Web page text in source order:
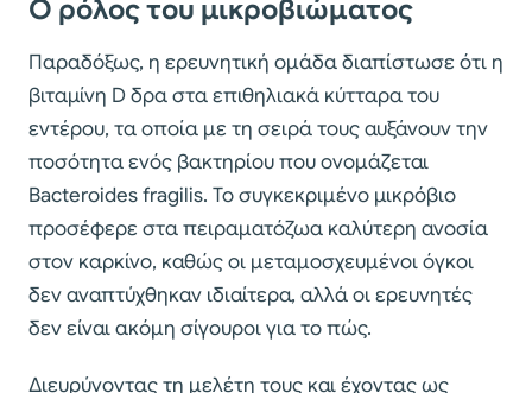
O ρόλος του μικροβιώματος
Παραδόξως, η ερευνητική ομάδα διαπίστωσε ότι η
βιταμίνη D δρα στα επιθηλιακά κύτταρα του
εντέρου, τα οποία με τη σειρά τους αυξάνουν την
ποσότητα ενός βακτηρίου που ονομάζεται
Bacteroides fragilis. Το συγκεκριμένο μικρόβιο
προσέφερε στα πειραματόζωα καλύτερη ανοσία
στον καρκίνο, καθώς οι μεταμοσχευμένοι όγκοι
δεν αναπτύχθηκαν ιδιαίτερα, αλλά οι ερευνητές
δεν είναι ακόμη σίγουροι για το πώς.
Διευρύνοντας τη μελέτη τους και έχοντας ως